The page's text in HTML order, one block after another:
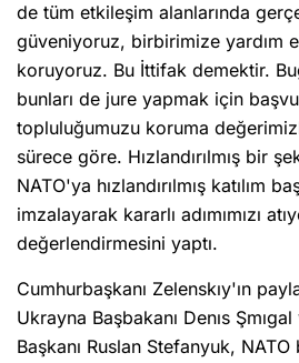
de tüm etkileşim alanlarında
güveniyoruz, birbirimize yardım
koruyoruz. Bu İttifak demektir.
bunları de jure yapmak için
topluluğumuzu koruma
sürece göre. Hızlandırılmış bir
NATO'ya hızlandırılmış katılım
imzalayarak kararlı adımımızı
değerlendirmesini yaptı.
Cumhurbaşkanı Zelenskıy'ın
Ukrayna Başbakanı Denıs
Başkanı Ruslan Stefanyuk,